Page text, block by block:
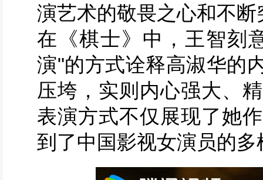
演艺术的敬畏之心和不
在《棋士》中，王智刻
演"的方式诠释高淑华的
压垮，实则内心强大、
表演方式不仅展现了她
到了中国影视女演员的多